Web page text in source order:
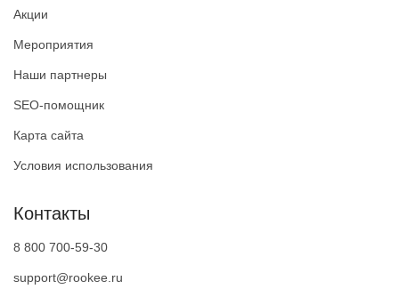
Акции
Мероприятия
Наши партнеры
SEO-помощник
Карта сайта
Условия использования
Контакты
8 800 700-59-30
support@rookee.ru